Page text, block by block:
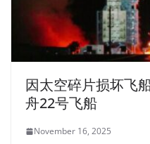
因太空碎片损坏飞
舟22号飞船
November 16, 2025